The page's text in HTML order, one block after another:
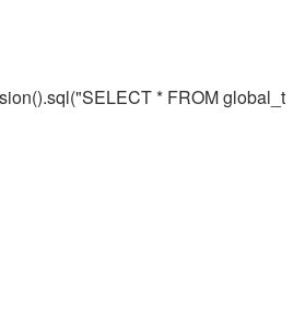
* FROM global_t